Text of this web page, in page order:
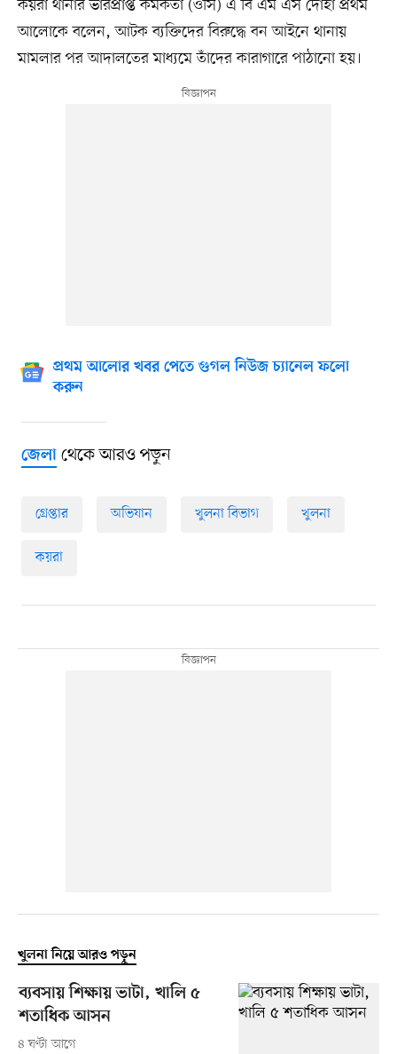
কয়রা থানার ভারপ্রাপ্ত কর্মকর্তা (ওসি) এ বি এম এস দোহা প্রথম
আলোকে বলেন, আটক ব্যক্তিদের বিরুদ্ধে বন আইনে থানায়
মামলার পর আদালতের মাধ্যমে তাঁদের কারাগারে পাঠানো হয়।
প্রথম আলোর খবর পেতে গুগল নিউজ চ্যানেল ফলো
করুন
জেলাথেকে আরও পড়ুন
গ্রেপ্তার অভিযান খুলনা বিভাগ খুলনা
কয়রা
খুলনা নিয়ে আরও পড়ুন
ব্যবসায় শিক্ষায় ভাটা, খালি ৫
শতাধিক আসন
৪ ঘণ্টা আগে